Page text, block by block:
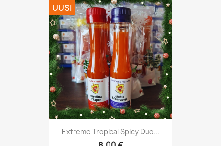
Extreme Tropical Spicy Duo...
UUSI